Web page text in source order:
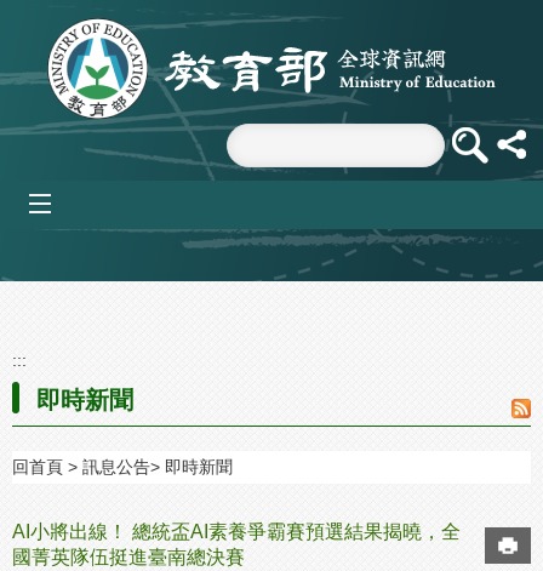
跳到主要內容區塊
:::
即時新聞
回首頁 訊息公告 即時新聞
AI小將出線！ 總統盃AI素養爭霸賽預選結果揭曉，全
國菁英隊伍挺進臺南總決賽